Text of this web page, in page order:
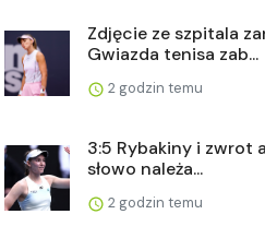
Zdjęcie ze szpitala
Gwiazda tenisa zab...
2 godzin temu
3:5 Rybakiny i zwrot
słowo należa...
2 godzin temu